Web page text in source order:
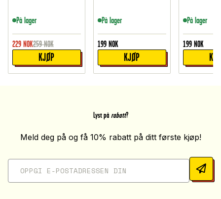
På lager
229 NOK259 NOK
KJØP
På lager
199 NOK
KJØP
På lager
199 NOK
Lyst på rabatt?
Meld deg på og få 10% rabatt på ditt første kjøp!